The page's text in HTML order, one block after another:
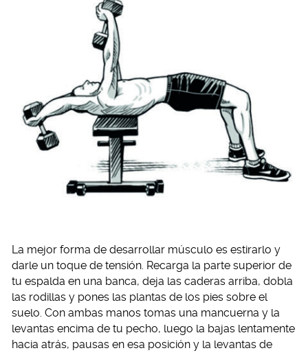
La mejor forma de desarrollar músculo es estirarlo y
darle un toque de tensión. Recarga la parte superior de
tu espalda en una banca, deja las caderas arriba, dobla
las rodillas y pones las plantas de los pies sobre el
suelo. Con ambas manos tomas una mancuerna y la
levantas encima de tu pecho, luego la bajas lentamente
hacia atrás, pausas en esa posición y la levantas de